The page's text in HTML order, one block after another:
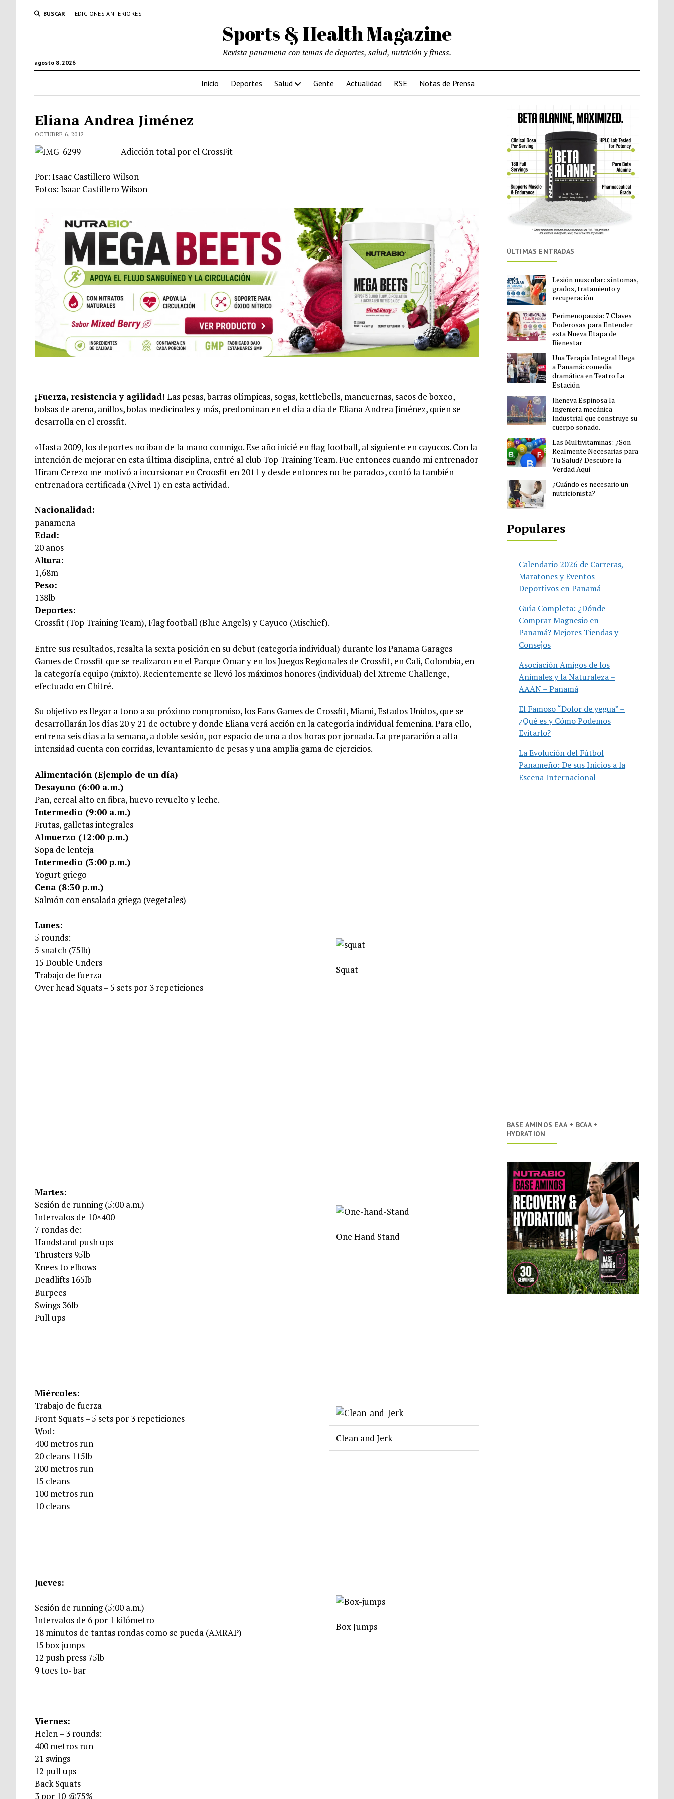
BUSCAR EDICIONES ANTERIORES
Sports & Health Magazine
agosto 8, 2026
Revista panameña con temas de deportes, salud, nutrición y ftness.
Inicio Deportes Salud Gente Actualidad RSE Notas de Prensa
Eliana Andrea Jiménez
OCTUBRE 6, 2012
Adicción total por el CrossFit
Por: Isaac Castillero Wilson
Fotos: Isaac Castillero Wilson
¡Fuerza, resistencia y agilidad! Las pesas, barras olímpicas, sogas, kettlebells, mancuernas, sacos de boxeo,
bolsas de arena, anillos, bolas medicinales y más, predominan en el día a día de Eliana Andrea Jiménez, quien se
desarrolla en el crossfit.
«Hasta 2009, los deportes no iban de la mano conmigo. Ese año inicié en flag football, al siguiente en cayucos. Con la
intención de mejorar en esta última disciplina, entré al club Top Training Team. Fue entonces cuando mi entrenador
Hiram Cerezo me motivó a incursionar en Croosfit en 2011 y desde entonces no he parado», contó la también
entrenadora certificada (Nivel 1) en esta actividad.
Nacionalidad:
panameña
Edad:
20 años
Altura:
1,68m
Peso:
138lb
Deportes:
Crossfit (Top Training Team), Flag football (Blue Angels) y Cayuco (Mischief).
Entre sus resultados, resalta la sexta posición en su debut (categoría individual) durante los Panama Garages
Games de Crossfit que se realizaron en el Parque Omar y en los Juegos Regionales de Crossfit, en Cali, Colombia, en
la categoría equipo (mixto). Recientemente se llevó los máximos honores (individual) del Xtreme Challenge,
efectuado en Chitré.
Su objetivo es llegar a tono a su próximo compromiso, los Fans Games de Crossfit, Miami, Estados Unidos, que se
desarrollarán los días 20 y 21 de octubre y donde Eliana verá acción en la categoría individual femenina. Para ello,
entrena seis días a la semana, a doble sesión, por espacio de una a dos horas por jornada. La preparación a alta
intensidad cuenta con corridas, levantamiento de pesas y una amplia gama de ejercicios.
Alimentación (Ejemplo de un día)
Desayuno (6:00 a.m.)
Pan, cereal alto en fibra, huevo revuelto y leche.
Intermedio (9:00 a.m.)
Frutas, galletas integrales
Almuerzo (12:00 p.m.)
Sopa de lenteja
Intermedio (3:00 p.m.)
Yogurt griego
Cena (8:30 p.m.)
Salmón con ensalada griega (vegetales)
Squat
Lunes:
5 rounds:
5 snatch (75lb)
15 Double Unders
Trabajo de fuerza
Over head Squats – 5 sets por 3 repeticiones
One Hand Stand
Martes:
Sesión de running (5:00 a.m.)
Intervalos de 10×400
7 rondas de:
Handstand push ups
Thrusters 95lb
Knees to elbows
Deadlifts 165lb
Burpees
Swings 36lb
Pull ups
Clean and Jerk
Miércoles:
Trabajo de fuerza
Front Squats – 5 sets por 3 repeticiones
Wod:
400 metros run
20 cleans 115lb
200 metros run
15 cleans
100 metros run
10 cleans
Box Jumps
Jueves:
Sesión de running (5:00 a.m.)
Intervalos de 6 por 1 kilómetro
18 minutos de tantas rondas como se pueda (AMRAP)
15 box jumps
12 push press 75lb
9 toes to- bar
Viernes:
Helen – 3 rounds:
400 metros run
21 swings
12 pull ups
Back Squats
3 por 10 @75%
ÚLTIMAS ENTRADAS
Lesión muscular: síntomas,
grados, tratamiento y
recuperación
Perimenopausia: 7 Claves
Poderosas para Entender
esta Nueva Etapa de
Bienestar
Una Terapia Integral llega
a Panamá: comedia
dramática en Teatro La
Estación
Jheneva Espinosa la
Ingeniera mecánica
Industrial que construye su
cuerpo soñado.
Las Multivitaminas: ¿Son
Realmente Necesarias para
Tu Salud? Descubre la
Verdad Aquí
¿Cuándo es necesario un
nutricionista?
Populares
Calendario 2026 de Carreras,
Maratones y Eventos
Deportivos en Panamá
Guía Completa: ¿Dónde
Comprar Magnesio en
Panamá? Mejores Tiendas y
Consejos
Asociación Amigos de los
Animales y la Naturaleza –
AAAN – Panamá
El Famoso “Dolor de yegua” –
¿Qué es y Cómo Podemos
Evitarlo?
La Evolución del Fútbol
Panameño: De sus Inicios a la
Escena Internacional
BASE AMINOS EAA + BCAA +
HYDRATION